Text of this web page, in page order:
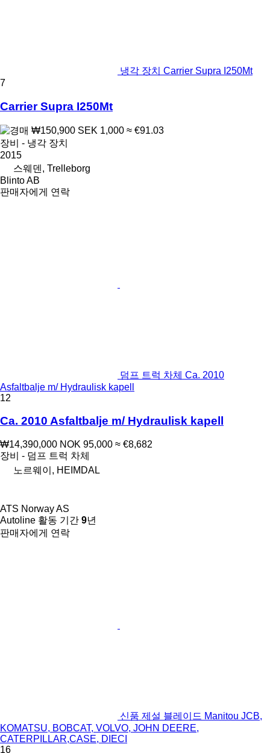
냉각 장치 Carrier Supra I250Mt
7
Carrier Supra I250Mt
₩150,900 SEK 1,000 ≈ €91.03
장비 - 냉각 장치
2015
스웨덴, Trelleborg
Blinto AB
판매자에게 연락
덤프 트럭 차체 Ca. 2010
Asfaltbalje m/ Hydraulisk kapell
12
Ca. 2010 Asfaltbalje m/ Hydraulisk kapell
₩14,390,000 NOK 95,000 ≈ €8,682
장비 - 덤프 트럭 차체
노르웨이, HEIMDAL
ATS Norway AS
Autoline 활동 기간 9년
판매자에게 연락
신품 제설 블레이드 Manitou JCB,
KOMATSU, BOBCAT, VOLVO, JOHN DEERE,
CATERPILLAR,CASE, DIECI
16